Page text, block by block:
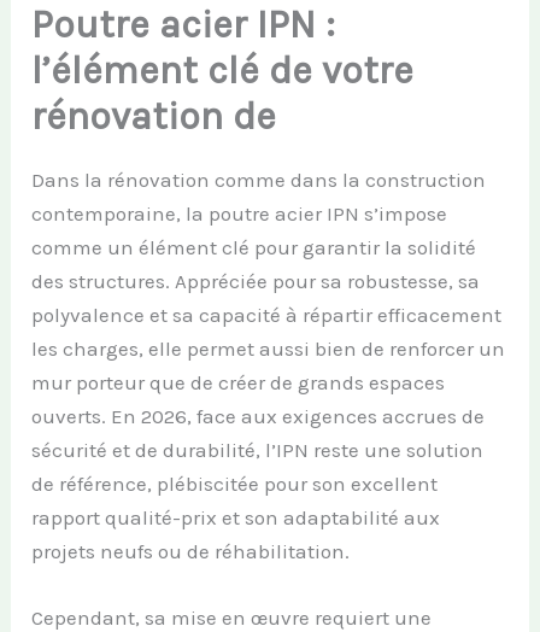
Poutre acier IPN :
l’élément clé de votre
rénovation de
Dans la rénovation comme dans la construction
contemporaine, la poutre acier IPN s’impose
comme un élément clé pour garantir la solidité
des structures. Appréciée pour sa robustesse, sa
polyvalence et sa capacité à répartir efficacement
les charges, elle permet aussi bien de renforcer un
mur porteur que de créer de grands espaces
ouverts. En 2026, face aux exigences accrues de
sécurité et de durabilité, l’IPN reste une solution
de référence, plébiscitée pour son excellent
rapport qualité-prix et son adaptabilité aux
projets neufs ou de réhabilitation.
Cependant, sa mise en œuvre requiert une